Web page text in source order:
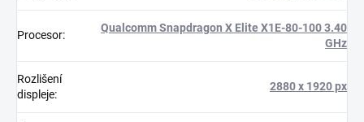
Procesor:
Qualcomm Snapdragon X Elite X1E-80-100 3.40
GHz
Rozlišení
displeje:
2880 x 1920 px